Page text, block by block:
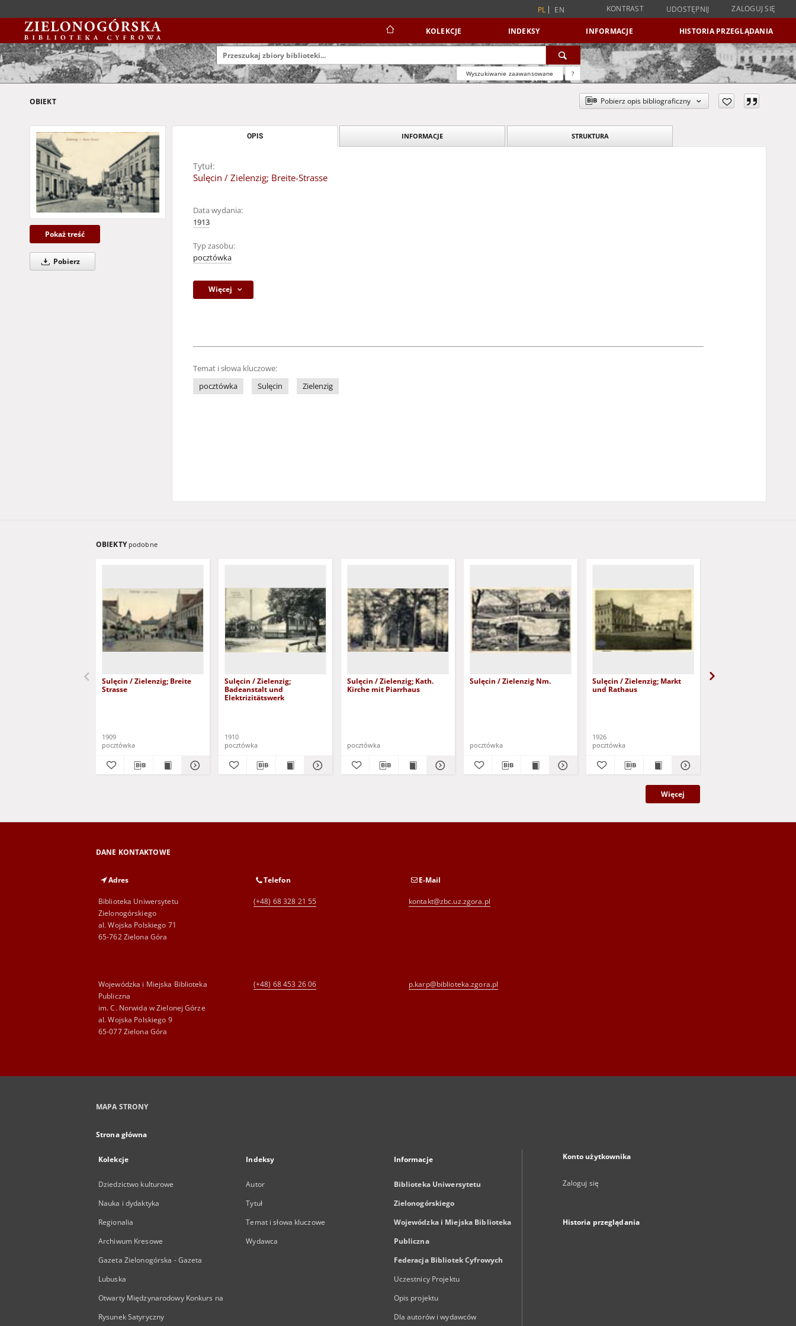
PL EN KONTRAST UDOSTĘPNIJ ZALOGUJ SIĘ
KOLEKCJE INDEKSY INFORMACJE HISTORIA PRZEGLĄDANIA
Wyszukiwanie zaawansowane ?
OBIEKT Pobierz opis bibliograficzny
Pokaż treść
Pobierz
OPIS INFORMACJE STRUKTURA
Tytuł:
Sulęcin / Zielenzig; Breite-Strasse
Data wydania:
1913
Typ zasobu:
pocztówka
Więcej
Temat i słowa kluczowe:
pocztówka
Sulęcin Zielenzig
OBIEKTY podobne
Sulęcin / Zielenzig; Breite
Strasse
1909
pocztówka
Sulęcin / Zielenzig;
Badeanstalt und
Elektrizitätswerk
1910
pocztówka
Sulęcin / Zielenzig; Kath.
Kirche mit Piarrhaus
pocztówka
Sulęcin / Zielenzig Nm.
pocztówka
Sulęcin / Zielenzig; Markt
und Rathaus
1926
pocztówka
Więcej
DANE KONTAKTOWE
Adres
Biblioteka Uniwersytetu
Zielonogórskiego
al. Wojska Polskiego 71
65-762 Zielona Góra
Telefon
(+48) 68 328 21 55
E-Mail
kontakt@zbc.uz.zgora.pl
Wojewódzka i Miejska Biblioteka
Publiczna
im. C. Norwida w Zielonej Górze
al. Wojska Polskiego 9
65-077 Zielona Góra
(+48) 68 453 26 06 p.karp@biblioteka.zgora.pl
MAPA STRONY
Strona główna
Kolekcje
Dziedzictwo kulturowe
Nauka i dydaktyka
Regionalia
Archiwum Kresowe
Gazeta Zielonogórska - Gazeta
Lubuska
Otwarty Międzynarodowy Konkurs na
Rysunek Satyryczny
Indeksy
Autor
Tytuł
Temat i słowa kluczowe
Wydawca
Informacje
Biblioteka Uniwersytetu
Zielonogórskiego
Wojewódzka i Miejska Biblioteka
Publiczna
Federacja Bibliotek Cyfrowych
Uczestnicy Projektu
Opis projektu
Dla autorów i wydawców
Konto użytkownika
Zaloguj się
Historia przeglądania